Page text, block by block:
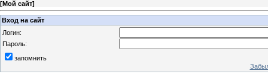
[Мой сайт]
Вход на сайт
Логин:
Пароль:
запомнить